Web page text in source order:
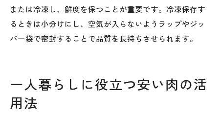
または冷凍し、鮮度を保つことが重要です。冷凍保存す
るときは小分けにし、空気が入らないようラップやジッ
パー袋で密封することで品質を長持ちさせられます。
一人暮らしに役立つ安い肉の活
用法